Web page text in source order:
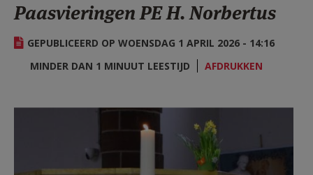
ZOEKEN
MIJN PAROCHIE
AANMELDEN OF REGISTREREN
Paasvieringen PE H. Norbertus
GEPUBLICEERD OP WOENSDAG 1 APRIL 2026 - 14:16
MINDER DAN 1 MINUUT LEESTIJD
AFDRUKKEN